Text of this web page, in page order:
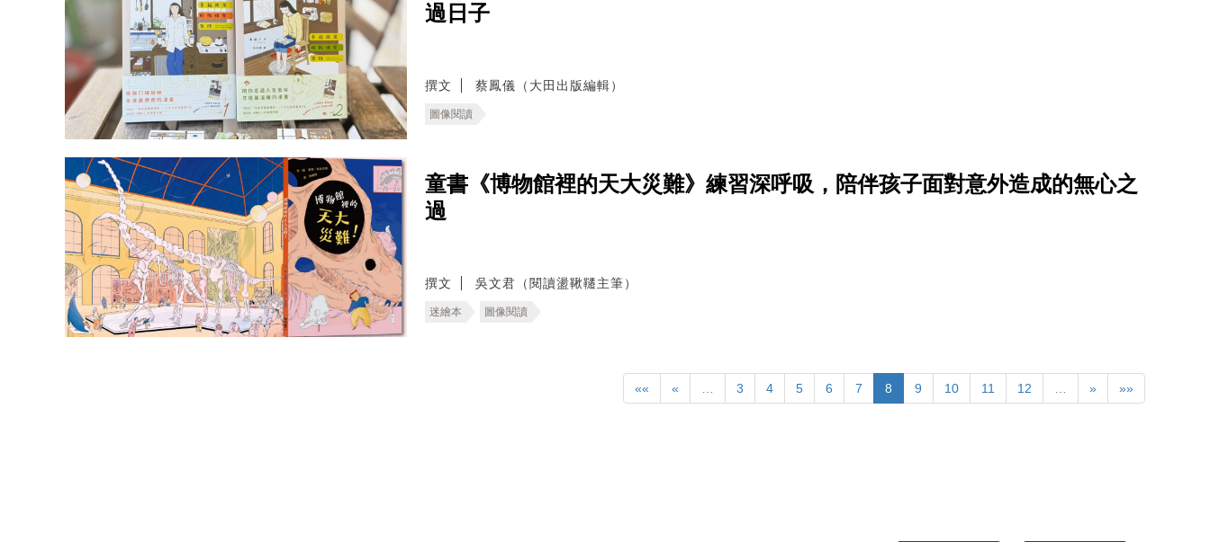
過日子
撰文 蔡鳳儀（大田出版編輯）
圖像閱讀
童書《博物館裡的天大災難》練習深呼吸，陪伴孩子面對意外造成的無心之
過
撰文 吳文君（閱讀盪鞦韆主筆）
迷繪本 圖像閱讀
«« « … 3 4 5 6 7 8 9 10 11 12 … » »»